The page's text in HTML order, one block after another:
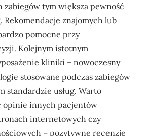
tym większa pewność
Rekomendacje znajomych lub
pomocne przy
Kolejnym istotnym
kliniki – nowoczesny
stosowane podczas zabiegów
standardzie usług. Warto
opinie innych pacjentów
internetowych czy
– pozytywne recenzje